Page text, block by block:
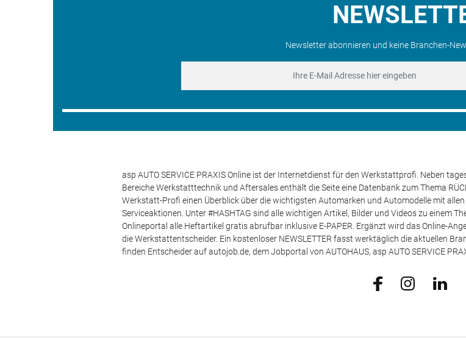
Newsletter abonnieren und keine Branchen-
asp AUTO SERVICE PRAXIS Online ist der Internetdienst für den Werkstattprofi. Neben
Bereiche Werkstatttechnik und Aftersales enthält die Seite eine Datenbank zum Thema
Werkstatt-Profi einen Überblick über die wichtigsten Automarken und Automodelle mit
Serviceaktionen. Unter #HASHTAG sind alle wichtigen Artikel, Bilder und Videos zu einem
Onlineportal alle Heftartikel gratis abrufbar inklusive E-PAPER. Ergänzt wird das Online-
die Werkstattentscheider. Ein kostenloser NEWSLETTER fasst werktäglich die aktuellen
finden Entscheider auf autojob.de, dem Jobportal von AUTOHAUS, asp AUTO SERVICE